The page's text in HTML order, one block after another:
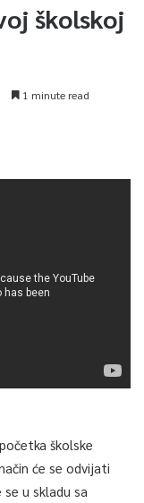
školskoj
1 minute read
školske
će se odvijati
u skladu sa